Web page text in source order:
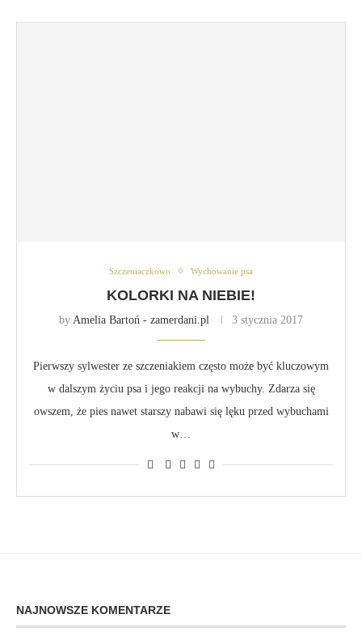
Szczeniaczkowo Wychowanie psa
KOLORKI NA NIEBIE!
by Amelia Bartoń - zamerdani.pl 3 stycznia 2017
Pierwszy sylwester ze szczeniakiem często może być kluczowym
w dalszym życiu psa i jego reakcji na wybuchy. Zdarza się
owszem, że pies nawet starszy nabawi się lęku przed wybuchami
w…
NAJNOWSZE KOMENTARZE